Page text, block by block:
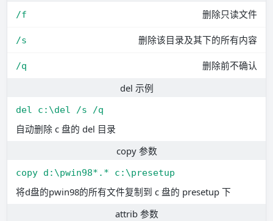
/f 删除只读文件
/s 删除该目录及其下的所有内容
/q
删除前不确认
del 示例
del c:\del /s /q
自动删除 c 盘的 del 目录
copy 参数
copy d:\pwin98*.* c:\presetup
将d盘的pwin98的所有文件复制到 c 盘的 presetup 下
attrib 参数